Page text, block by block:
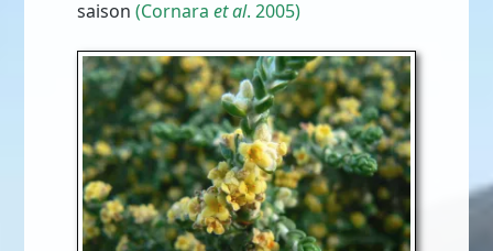
saison(Cornaraet al. 2005)